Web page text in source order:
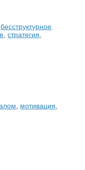
,бесструктурное
,стратегия
мотивация